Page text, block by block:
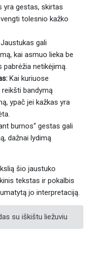
yra gestas, skirtas
tolesnio kažko
Jaustukas gali
kai asmuo lieka be
netikėjimą.
Kai kuriuose
bandymą
ypač jei kažkas yra
burnos“ gestas gali
dažnai lydimą
šio jaustuko
tekstas ir pokalbis
jo interpretaciją.
su iškištu liežuviu